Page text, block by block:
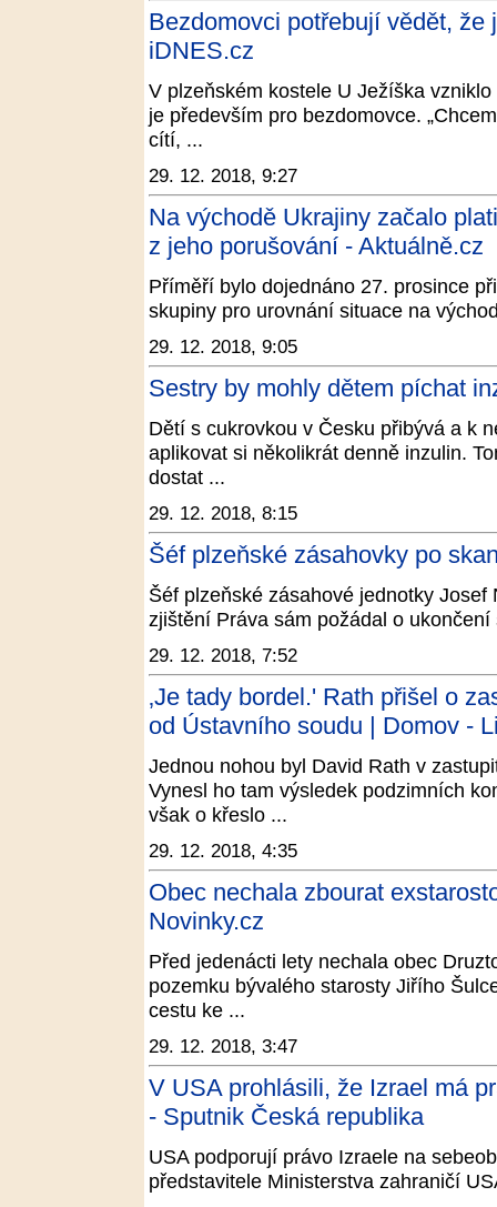
Bezdomovci potřebují vědět,
iDNES.cz
V plzeňském kostele U Ježíška
je především pro bezdomovce.
cítí, ...
29. 12. 2018, 9:27
Na východě Ukrajiny začalo
z jeho porušování - Aktuálně.cz
Příměří bylo dojednáno 27. prosince
skupiny pro urovnání situace na
29. 12. 2018, 9:05
Sestry by mohly dětem píchat
Dětí s cukrovkou v Česku přibývá a k
aplikovat si několikrát denně inzulin.
dostat ...
29. 12. 2018, 8:15
Šéf plzeňské zásahovky po
Šéf plzeňské zásahové jednotky
zjištění Práva sám požádal o
29. 12. 2018, 7:52
‚Je tady bordel.' Rath přišel o
od Ústavního soudu | Domov -
Jednou nohou byl David Rath v
Vynesl ho tam výsledek podzimních
však o křeslo ...
29. 12. 2018, 4:35
Obec nechala zbourat
Novinky.cz
Před jedenácti lety nechala obec
pozemku bývalého starosty Jiřího
cestu ke ...
29. 12. 2018, 3:47
V USA prohlásili, že Izrael má
- Sputnik Česká republika
USA podporují právo Izraele na
představitele Ministerstva zahraničí